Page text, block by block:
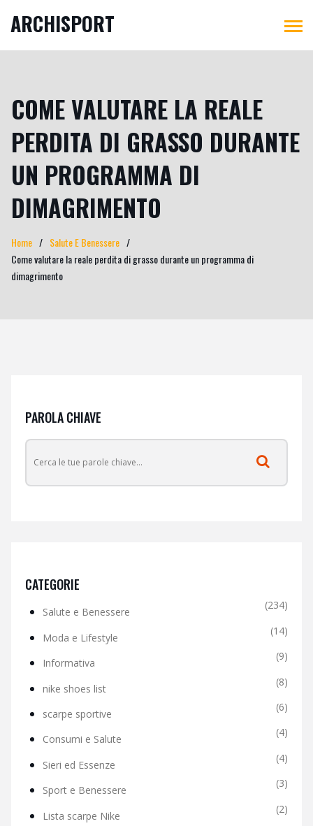
ARCHISPORT
COME VALUTARE LA REALE
PERDITA DI GRASSO DURANTE
UN PROGRAMMA DI
DIMAGRIMENTO
Home
Salute E Benessere
Come valutare la reale perdita di grasso durante un programma di
dimagrimento
PAROLA CHIAVE
CATEGORIE
Salute e Benessere
(234)
Moda e Lifestyle
(14)
Informativa
(9)
nike shoes list
(8)
scarpe sportive
(6)
Consumi e Salute
(4)
Sieri ed Essenze
(4)
Sport e Benessere
(3)
Lista scarpe Nike
(2)